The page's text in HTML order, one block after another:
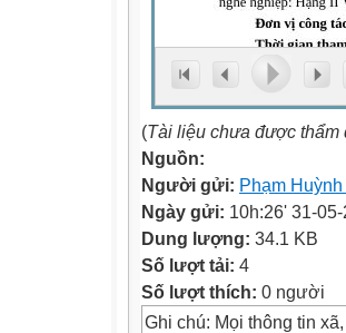
(Tài liệu chưa được thẩm
Nguồn:
Người gửi: Phạm
Ngày gửi: 10h:26' 31-
Dung lượng: 34.1 KB
Số lượt tải: 4
Số lượt thích: 0 người
Ghi chú: Mọi thông tin